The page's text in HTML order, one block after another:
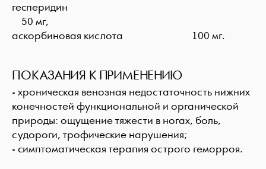
гесперидин
50 мг,
аскорбиновая кислота 100 мг.
ПОКАЗАНИЯ К ПРИМЕНЕНИЮ
- хроническая венозная недостаточность нижних
конечностей функциональной и органической
природы: ощущение тяжести в ногах, боль,
судороги, трофические нарушения;
- симптоматическая терапия острого геморроя.